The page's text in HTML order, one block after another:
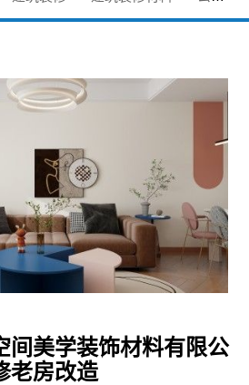
间美学装饰材料有限公
老房改造